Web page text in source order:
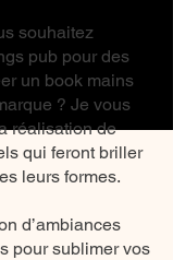
souhaitez
pub pour des
un book mains
? Je vous
réalisation de
qui feront briller
leurs formes.
d’ambiances
pour sublimer vos